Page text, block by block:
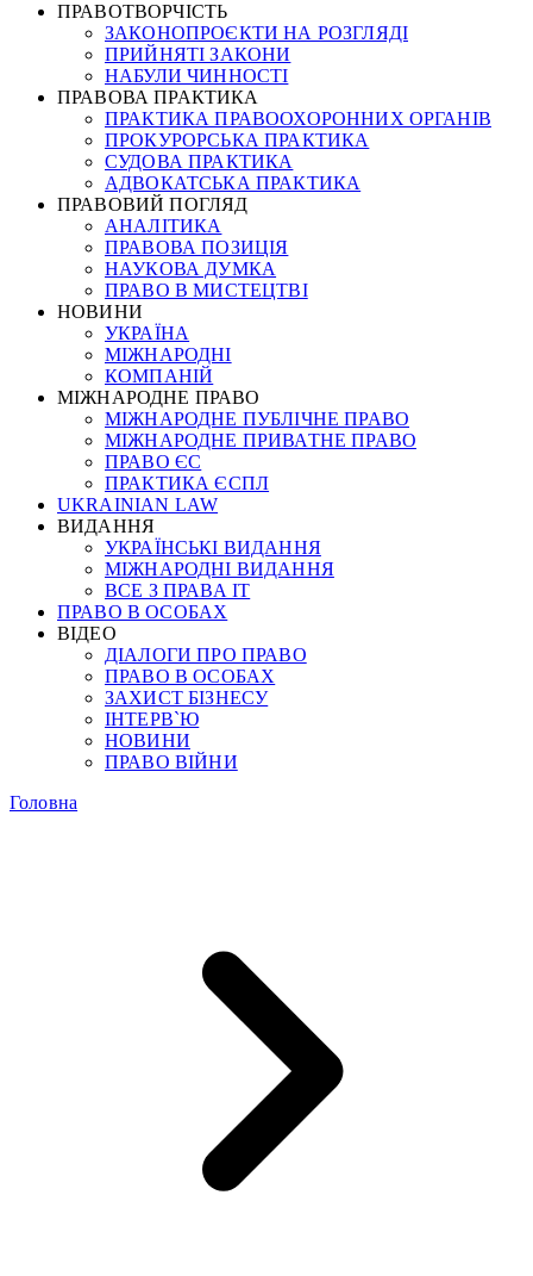
ПРАВОТВОРЧІСТЬ
ЗАКОНОПРОЄКТИ НА РОЗГЛЯДІ
ПРИЙНЯТІ ЗАКОНИ
НАБУЛИ ЧИННОСТІ
ПРАВОВА ПРАКТИКА
ПРАКТИКА ПРАВООХОРОННИХ ОРГАНІВ
ПРОКУРОРСЬКА ПРАКТИКА
СУДОВА ПРАКТИКА
АДВОКАТСЬКА ПРАКТИКА
ПРАВОВИЙ ПОГЛЯД
АНАЛІТИКА
ПРАВОВА ПОЗИЦІЯ
НАУКОВА ДУМКА
ПРАВО В МИСТЕЦТВІ
НОВИНИ
УКРАЇНА
МІЖНАРОДНІ
КОМПАНІЙ
МІЖНАРОДНЕ ПРАВО
МІЖНАРОДНЕ ПУБЛІЧНЕ ПРАВО
МІЖНАРОДНЕ ПРИВАТНЕ ПРАВО
ПРАВО ЄС
ПРАКТИКА ЄСПЛ
UKRAINIAN LAW
ВИДАННЯ
УКРАЇНСЬКІ ВИДАННЯ
МІЖНАРОДНІ ВИДАННЯ
ВСЕ З ПРАВА ІТ
ПРАВО В ОСОБАХ
ВІДЕО
ДІАЛОГИ ПРО ПРАВО
ПРАВО В ОСОБАХ
ЗАХИСТ БІЗНЕСУ
ІНТЕРВ`Ю
НОВИНИ
ПРАВО ВІЙНИ
Головна